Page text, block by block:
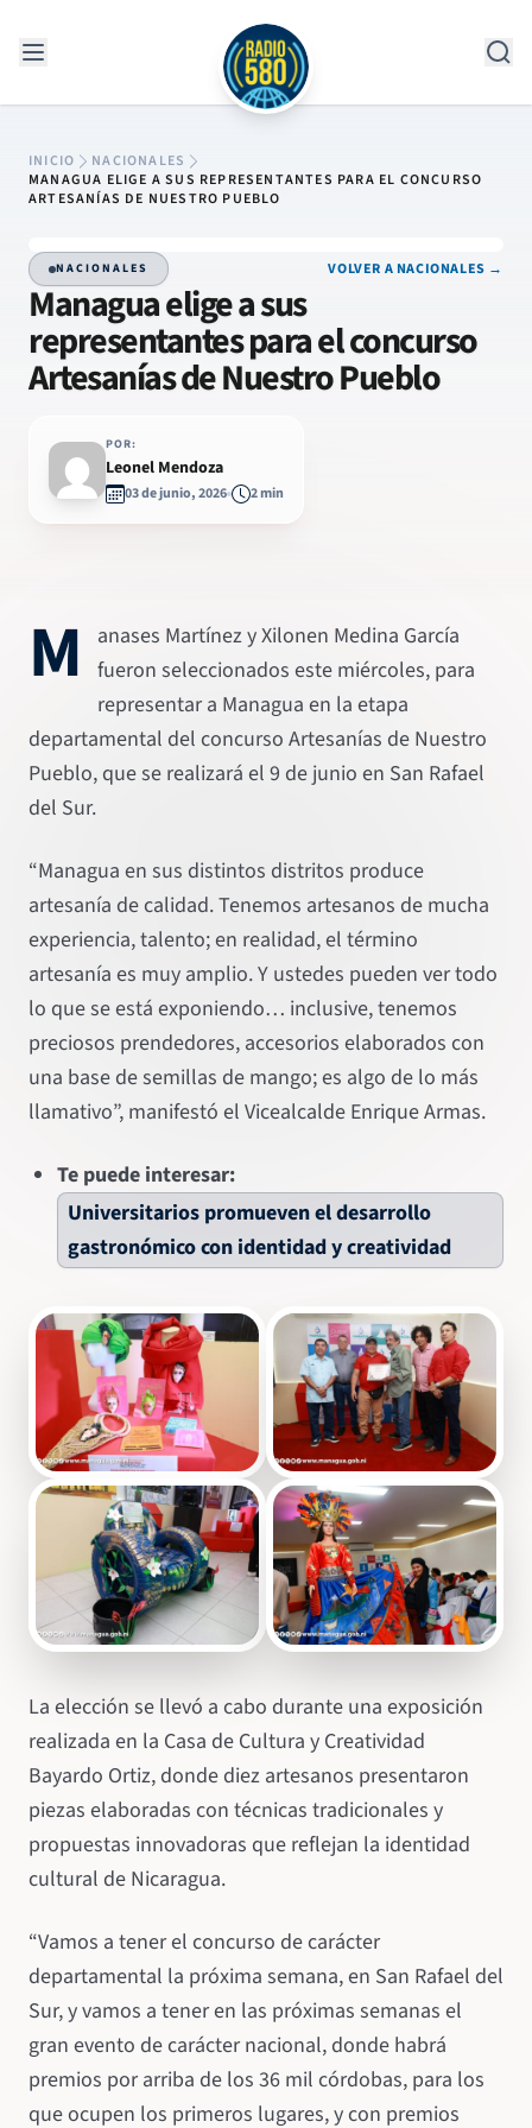
INICIO
NACIONALES
MANAGUA ELIGE A SUS REPRESENTANTES PARA EL CONCURSO
ARTESANÍAS DE NUESTRO PUEBLO
NACIONALES VOLVER A NACIONALES →
Managua elige a sus
representantes para el concurso
Artesanías de Nuestro Pueblo
POR:
Leonel Mendoza
03 de junio, 2026 2 min
M
anases Martínez y Xilonen Medina García
fueron seleccionados este miércoles, para
representar a Managua en la etapa
departamental del concurso Artesanías de Nuestro
Pueblo, que se realizará el 9 de junio en San Rafael
del Sur.
“Managua en sus distintos distritos produce
artesanía de calidad. Tenemos artesanos de mucha
experiencia, talento; en realidad, el término
artesanía es muy amplio. Y ustedes pueden ver todo
lo que se está exponiendo… inclusive, tenemos
preciosos prendedores, accesorios elaborados con
una base de semillas de mango; es algo de lo más
llamativo”, manifestó el Vicealcalde Enrique Armas.
Te puede interesar:
Universitarios promueven el desarrollo
gastronómico con identidad y creatividad
La elección se llevó a cabo durante una exposición
realizada en la Casa de Cultura y Creatividad
Bayardo Ortiz, donde diez artesanos presentaron
piezas elaboradas con técnicas tradicionales y
propuestas innovadoras que reflejan la identidad
cultural de Nicaragua.
“Vamos a tener el concurso de carácter
departamental la próxima semana, en San Rafael del
Sur, y vamos a tener en las próximas semanas el
gran evento de carácter nacional, donde habrá
premios por arriba de los 36 mil córdobas, para los
que ocupen los primeros lugares, y con premios